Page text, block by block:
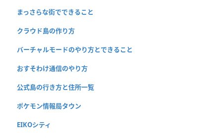
まっさらな街でできること
クラウド島の作り方
バーチャルモードのやり方とできること
おすそわけ通信のやり方
公式島の行き方と住所一覧
ポケモン情報局タウン
EIKOシティ